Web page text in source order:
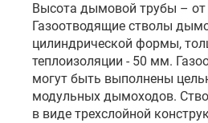
Высота дымовой трубы – от
Газоотводящие стволы
цилиндрической формы,
теплоизоляции - 50 мм.
могут быть выполнены
модульных дымоходов.
в виде трехслойной